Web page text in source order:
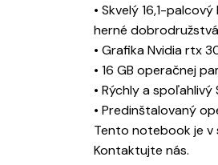
• Skvelý 16,1-
herné
• Grafika Nvidia rtx
• 16 GB operačnej
• Rýchly a
• Predinštalovaný
Tento notebook je v
Kontaktujte nás.